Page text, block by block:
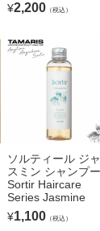
¥2,200 （税込）
ソルティール ジャ
スミン シャンプー
Sortir Haircare
Series Jasmine
¥1,100 （税込）